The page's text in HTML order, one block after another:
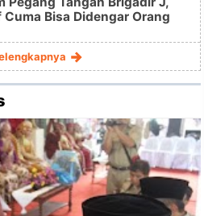
Bisa Didengar Orang